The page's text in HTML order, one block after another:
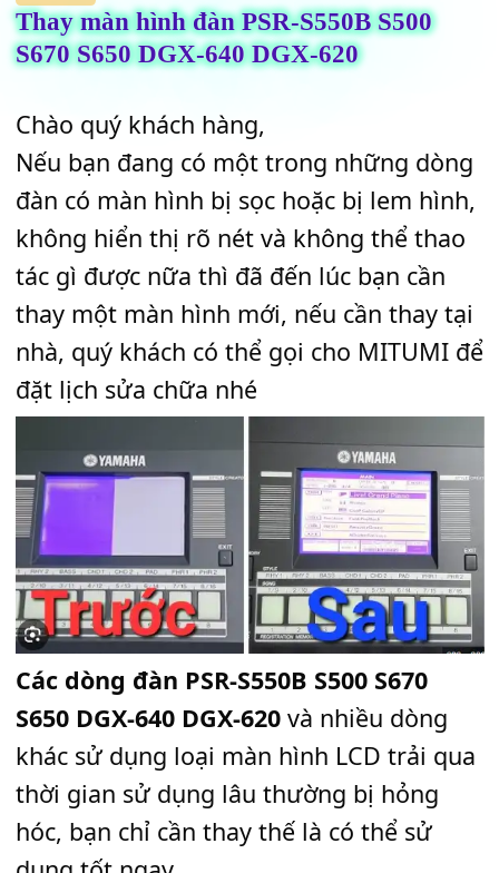
TIN TỨC
Thay màn hình đàn PSR-S550B S500
S670 S650 DGX-640 DGX-620
Chào quý khách hàng,
Nếu bạn đang có một trong những
đàn có màn hình bị sọc hoặc bị lem
không hiển thị rõ nét và không thể
tác gì được nữa thì đã đến lúc bạn cần
thay một màn hình mới, nếu cần thay
nhà, quý khách có thể gọi cho
đặt lịch sửa chữa nhé
Các dòng đàn PSR-S550B S500 S670
S650 DGX-640 DGX-620và nhiều dòng